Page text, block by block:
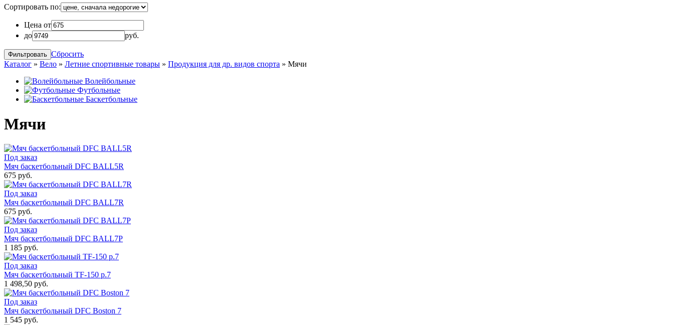
Сортировать по:
Цена от
до
руб.
Сбросить
Каталог » Вело » Летние спортивные товары » Продукция для др. видов спорта » Мячи
Волейбольные
Футбольные
Баскетбольные
Мячи
Под заказ
Мяч баскетбольный DFC BALL5R
675 руб.
Под заказ
Мяч баскетбольный DFC BALL7R
675 руб.
Под заказ
Мяч баскетбольный DFC BALL7P
1 185 руб.
Под заказ
Мяч баскетбольный TF-150 р.7
1 498,50 руб.
Под заказ
Мяч баскетбольный DFC Boston 7
1 545 руб.